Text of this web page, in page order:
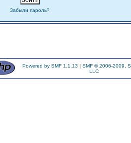
Забыли пароль?
Powered by SMF 1.1.13 | SMF © 2006-2009,
LLC